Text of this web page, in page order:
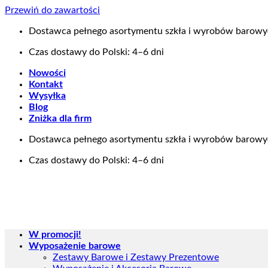
Przewiń do zawartości
Dostawca pełnego asortymentu szkła i wyrobów
Czas dostawy do Polski: 4–6 dni
Nowości
Kontakt
Wysyłka
Blog
Zniżka dla firm
Dostawca pełnego asortymentu szkła i wyrobów
Czas dostawy do Polski: 4–6 dni
W promocji!
Wyposażenie barowe
Zestawy Barowe i Zestawy Prezentowe